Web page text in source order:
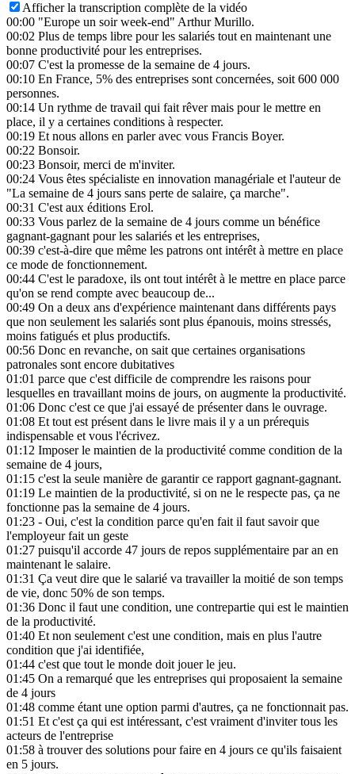
Afficher la transcription complète de la vidéo
00:00 "Europe un soir week-end" Arthur Murillo.
00:02 Plus de temps libre pour les salariés tout en maintenant une
bonne productivité pour les entreprises.
00:07 C'est la promesse de la semaine de 4 jours.
00:10 En France, 5% des entreprises sont concernées, soit 600 000
personnes.
00:14 Un rythme de travail qui fait rêver mais pour le mettre en
place, il y a certaines conditions à respecter.
00:19 Et nous allons en parler avec vous Francis Boyer.
00:22 Bonsoir.
00:23 Bonsoir, merci de m'inviter.
00:24 Vous êtes spécialiste en innovation managériale et l'auteur de
"La semaine de 4 jours sans perte de salaire, ça marche".
00:31 C'est aux éditions Erol.
00:33 Vous parlez de la semaine de 4 jours comme un bénéfice
gagnant-gagnant pour les salariés et les entreprises,
00:39 c'est-à-dire que même les patrons ont intérêt à mettre en place
ce mode de fonctionnement.
00:44 C'est le paradoxe, ils ont tout intérêt à le mettre en place parce
qu'on se rend compte avec beaucoup de...
00:49 On a deux ans d'expérience maintenant dans différents pays
que non seulement les salariés sont plus épanouis, moins stressés,
moins fatigués et plus productifs.
00:56 Donc en revanche, on sait que certaines organisations
patronales sont encore dubitatives
01:01 parce que c'est difficile de comprendre les raisons pour
lesquelles en travaillant moins de jours, on augmente la productivité.
01:06 Donc c'est ce que j'ai essayé de présenter dans le ouvrage.
01:08 Et tout est présent dans le livre mais il y a un prérequis
indispensable et vous l'écrivez.
01:12 Imposer le maintien de la productivité comme condition de la
semaine de 4 jours,
01:15 c'est la seule manière de garantir ce rapport gagnant-gagnant.
01:19 Le maintien de la productivité, si on ne le respecte pas, ça ne
fonctionne pas la semaine de 4 jours.
01:23 - Oui, c'est la condition parce qu'en fait il faut savoir que
l'employeur fait un geste
01:27 puisqu'il accorde 47 jours de repos supplémentaire par an en
maintenant le salaire.
01:31 Ça veut dire que le salarié va travailler la moitié de son temps
de vie, donc 50% de son temps.
01:36 Donc il faut une condition, une contrepartie qui est le maintien
de la productivité.
01:40 Et non seulement c'est une condition, mais en plus l'autre
condition que j'ai identifiée,
01:44 c'est que tout le monde doit jouer le jeu.
01:45 On a remarqué que les entreprises qui proposaient la semaine
de 4 jours
01:48 comme étant une option parmi d'autres, ça ne fonctionnait pas.
01:51 Et c'est ça qui est intéressant, c'est vraiment d'inviter tous les
acteurs de l'entreprise
01:58 à trouver des solutions pour faire en 4 jours ce qu'ils faisaient
en 5 jours.